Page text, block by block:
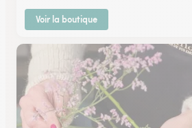
Voir la boutique